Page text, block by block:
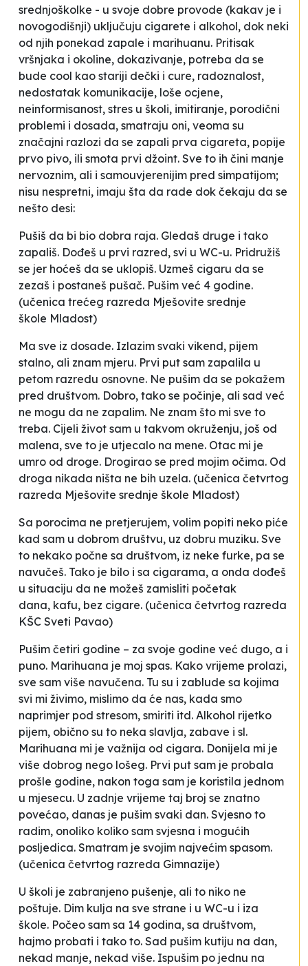
srednjoškolke - u svoje dobre provode (kakav je i
novogodišnji) uključuju cigarete i alkohol, dok neki
od njih ponekad zapale i marihuanu. Pritisak
vršnjaka i okoline, dokazivanje, potreba da se
bude cool kao stariji dečki i cure, radoznalost,
nedostatak komunikacije, loše ocjene,
neinformisanost, stres u školi, imitiranje, porodični
problemi i dosada, smatraju oni, veoma su
značajni razlozi da se zapali prva cigareta, popije
prvo pivo, ili smota prvi džoint. Sve to ih čini manje
nervoznim, ali i samouvjerenijim pred simpatijom;
nisu nespretni, imaju šta da rade dok čekaju da se
nešto desi:
Pušiš da bi bio dobra raja. Gledaš druge i tako
zapališ. Dođeš u prvi razred, svi u WC-u. Pridružiš
se jer hoćeš da se uklopiš. Uzmeš cigaru da se
zezaš i postaneš pušač. Pušim već 4 godine.
(učenica trećeg razreda Mješovite srednje
škole Mladost)
Ma sve iz dosade. Izlazim svaki vikend, pijem
stalno, ali znam mjeru. Prvi put sam zapalila u
petom razredu osnovne. Ne pušim da se pokažem
pred društvom. Dobro, tako se počinje, ali sad već
ne mogu da ne zapalim. Ne znam što mi sve to
treba. Cijeli život sam u takvom okruženju, još od
malena, sve to je utjecalo na mene. Otac mi je
umro od droge. Drogirao se pred mojim očima. Od
droga nikada ništa ne bih uzela. (učenica četvrtog
razreda Mješovite srednje škole Mladost)
Sa porocima ne pretjerujem, volim popiti neko piće
kad sam u dobrom društvu, uz dobru muziku. Sve
to nekako počne sa društvom, iz neke furke, pa se
navučeš. Tako je bilo i sa cigarama, a onda dođeš
u situaciju da ne možeš zamisliti početak
dana, kafu, bez cigare. (učenica četvrtog razreda
KŠC Sveti Pavao)
Pušim četiri godine – za svoje godine već dugo, a i
puno. Marihuana je moj spas. Kako vrijeme prolazi,
sve sam više navučena. Tu su i zablude sa kojima
svi mi živimo, mislimo da će nas, kada smo
naprimjer pod stresom, smiriti itd. Alkohol rijetko
pijem, obično su to neka slavlja, zabave i sl.
Marihuana mi je važnija od cigara. Donijela mi je
više dobrog nego lošeg. Prvi put sam je probala
prošle godine, nakon toga sam je koristila jednom
u mjesecu. U zadnje vrijeme taj broj se znatno
povećao, danas je pušim svaki dan. Svjesno to
radim, onoliko koliko sam svjesna i mogućih
posljedica. Smatram je svojim najvećim spasom.
(učenica četvrtog razreda Gimnazije)
U školi je zabranjeno pušenje, ali to niko ne
poštuje. Dim kulja na sve strane i u WC-u i iza
škole. Počeo sam sa 14 godina, sa društvom,
hajmo probati i tako to. Sad pušim kutiju na dan,
nekad manje, nekad više. Ispušim po jednu na